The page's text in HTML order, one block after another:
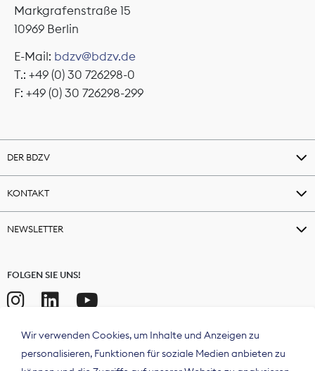
Markgrafenstraße 15
10969 Berlin
E-Mail: bdzv@bdzv.de
T.: +49 (0) 30 726298-0
F: +49 (0) 30 726298-299
DER BDZV
KONTAKT
NEWSLETTER
FOLGEN SIE UNS!
Wir verwenden Cookies, um Inhalte und Anzeigen zu
personalisieren, Funktionen für soziale Medien anbieten zu